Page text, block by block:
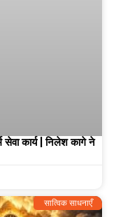
कार्य | निलेश कागे ने
सात्विक साधनाएँ